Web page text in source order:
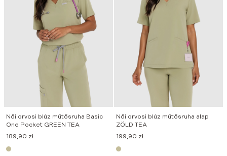
Női orvosi blúz műtősruha Basic
One Pocket GREEN TEA
189,90 zł
Női orvosi blúz műtősruha alap
ZÖLD TEA
199,90 zł